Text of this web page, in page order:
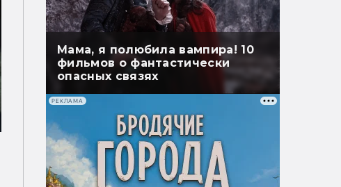
Мама, я полюбила вампира! 10
фильмов о фантастически
опасных связях
РЕКЛАМА